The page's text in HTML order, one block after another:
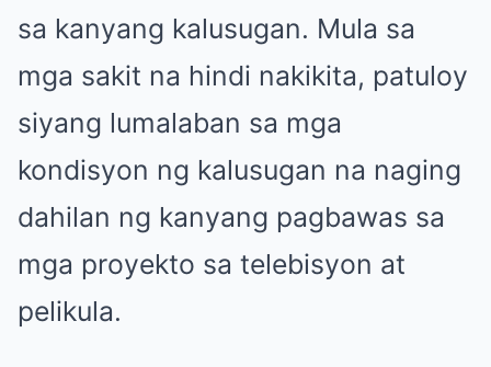
sa kanyang kalusugan. Mula sa
mga sakit na hindi nakikita, patuloy
siyang lumalaban sa mga
kondisyon ng kalusugan na naging
dahilan ng kanyang pagbawas sa
mga proyekto sa telebisyon at
pelikula.